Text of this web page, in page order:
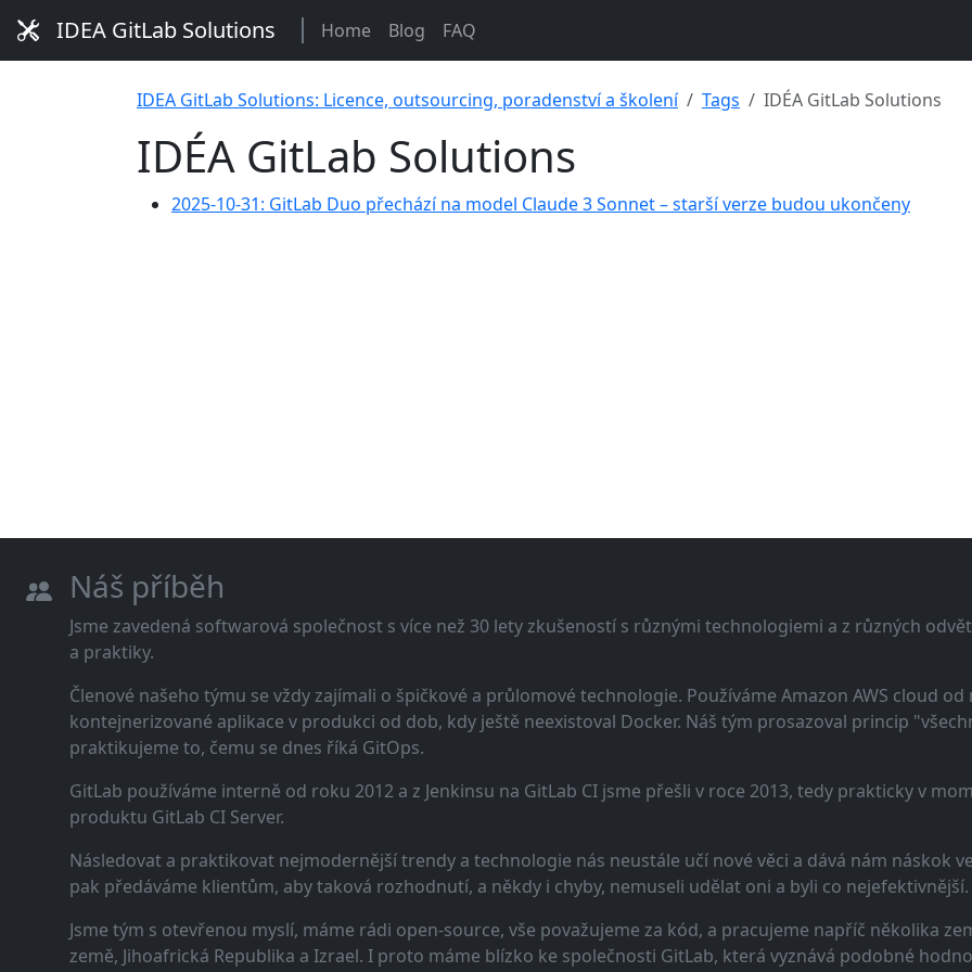
IDEA GitLab Solutions Home Blog FAQ
IDEA GitLab Solutions: Licence, outsourcing, poradenství a školení Tags IDÉA GitLab Solutions
IDÉA GitLab Solutions
2025-10-31: GitLab Duo přechází na model Claude 3 Sonnet – starší verze budou ukončeny
Náš příběh
Jsme zavedená softwarová společnost s více než 30 lety zkušeností s různými technologiemi a z různých
a praktiky.
Členové našeho týmu se vždy zajímali o špičkové a průlomové technologie. Používáme Amazon AWS cloud
kontejnerizované aplikace v produkci od dob, kdy ještě neexistoval Docker. Náš tým prosazoval princip
praktikujeme to, čemu se dnes říká GitOps.
GitLab používáme interně od roku 2012 a z Jenkinsu na GitLab CI jsme přešli v roce 2013, tedy prakticky v
produktu GitLab CI Server.
Následovat a praktikovat nejmodernější trendy a technologie nás neustále učí nové věci a dává nám náskok
pak předáváme klientům, aby taková rozhodnutí, a někdy i chyby, nemuseli udělat oni a byli co nejefektivnější.
Jsme tým s otevřenou myslí, máme rádi open-source, vše považujeme za kód, a pracujeme napříč několika
země, Jihoafrická Republika a Izrael. I proto máme blízko ke společnosti GitLab, která vyznává podobné